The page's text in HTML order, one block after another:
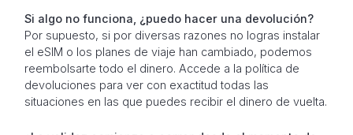
Si algo no funciona, ¿puedo hacer una devolución?
Por supuesto, si por diversas razones no logras instalar
el eSIM o los planes de viaje han cambiado, podemos
reembolsarte todo el dinero. Accede a la política de
devoluciones para ver con exactitud todas las
situaciones en las que puedes recibir el dinero de vuelta.